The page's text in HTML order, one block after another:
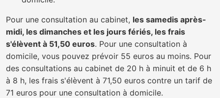
Pour une consultation au cabinet, les samedis après-
midi, les dimanches et les jours fériés, les frais
s'élèvent à 51,50 euros. Pour une consultation à
domicile, vous pouvez prévoir 55 euros au moins. Pour
des consultations au cabinet de 20 h à minuit et de 6 h
à 8 h, les frais s'élèvent à 71,50 euros contre un tarif de
71 euros pour une consultation à domicile.